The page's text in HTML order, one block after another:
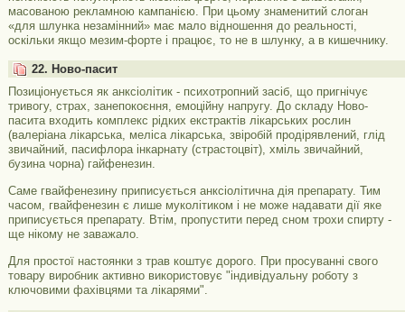
масованою рекламною кампанією. При цьому знаменитий слоган
«для шлунка незамінний» має мало відношення до реальності,
оскільки якщо мезим-форте і працює, то не в шлунку, а в кишечнику.
22. Ново-пасит
Позиціонується як анксіолітик - психотропний засіб, що пригнічує
тривогу, страх, занепокоєння, емоційну напругу. До складу Ново-
пасита входить комплекс рідких екстрактів лікарських рослин
(валеріана лікарська, меліса лікарська, звіробій продірявлений, глід
звичайний, пасифлора інкарнату (страстоцвіт), хміль звичайний,
бузина чорна) гайфенезин.
Саме гвайфенезину приписується анксіолітична дія препарату. Тим
часом, гвайфенезин є лише муколітиком і не може надавати дії яке
приписується препарату. Втім, пропустити перед сном трохи спирту -
ще нікому не заважало.
Для простої настоянки з трав коштує дорого. При просуванні свого
товару виробник активно використовує "індивідуальну роботу з
ключовими фахівцями та лікарями".